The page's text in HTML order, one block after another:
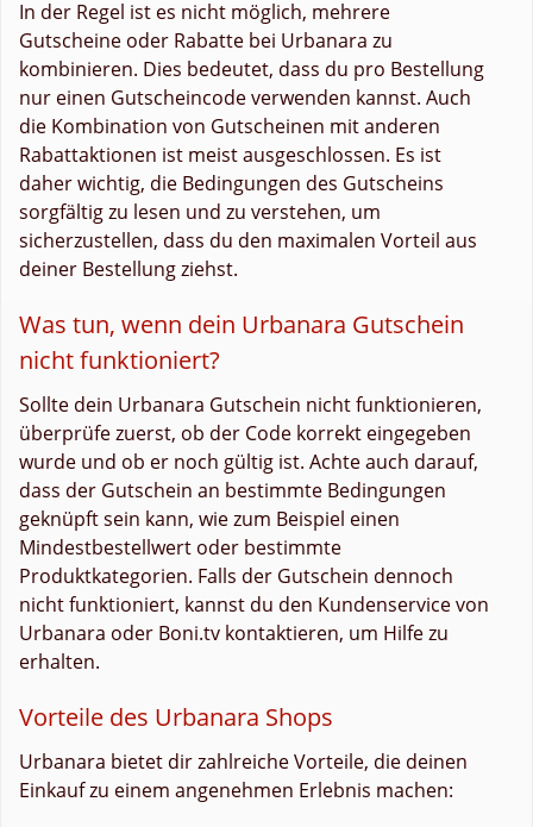
In der Regel ist es nicht möglich, mehrere
Gutscheine oder Rabatte bei Urbanara zu
kombinieren. Dies bedeutet, dass du pro Bestellung
nur einen Gutscheincode verwenden kannst. Auch
die Kombination von Gutscheinen mit anderen
Rabattaktionen ist meist ausgeschlossen. Es ist
daher wichtig, die Bedingungen des Gutscheins
sorgfältig zu lesen und zu verstehen, um
sicherzustellen, dass du den maximalen Vorteil aus
deiner Bestellung ziehst.
Was tun, wenn dein Urbanara Gutschein
nicht funktioniert?
Sollte dein Urbanara Gutschein nicht funktionieren,
überprüfe zuerst, ob der Code korrekt eingegeben
wurde und ob er noch gültig ist. Achte auch darauf,
dass der Gutschein an bestimmte Bedingungen
geknüpft sein kann, wie zum Beispiel einen
Mindestbestellwert oder bestimmte
Produktkategorien. Falls der Gutschein dennoch
nicht funktioniert, kannst du den Kundenservice von
Urbanara oder Boni.tv kontaktieren, um Hilfe zu
erhalten.
Vorteile des Urbanara Shops
Urbanara bietet dir zahlreiche Vorteile, die deinen
Einkauf zu einem angenehmen Erlebnis machen: